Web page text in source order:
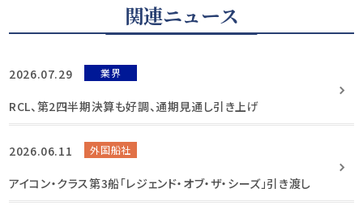
関連ニュース
2026.07.29 業界
RCL、第2四半期決算も好調、通期見通し引き上げ
2026.06.11 外国船社
アイコン・クラス第3船「レジェンド・オブ・ザ・シーズ」引き渡し